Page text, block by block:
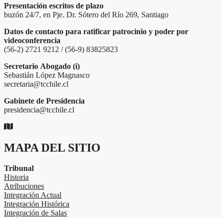
Presentación escritos de plazo
buzón 24/7, en Pje. Dr. Sótero del Río 269, Santiago
Datos de contacto para ratificar patrocinio y poder por
videoconferencia
(56-2) 2721 9212 / (56-9) 83825823
Secretario Abogado (i)
Sebastián López Magnasco
secretaria@tcchile.cl
Gabinete de Presidencia
presidencia@tcchile.cl
MAPA DEL SITIO
Tribunal
Historia
Atribuciones
Integración Actual
Integración Histórica
Integración de Salas